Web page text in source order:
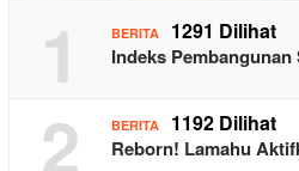
1 BERITA 1291 Dilihat
Indeks
2 BERITA 1192 Dilihat
Reborn! Lamahu